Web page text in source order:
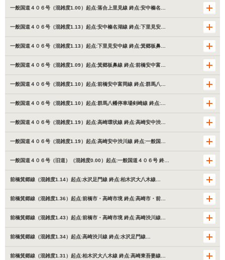
一般国道４０６号（混雑度1.00）起点:落合上里見線 終点:安中榛名…
一般国道４０６号（混雑度1.13）起点:安中榛名湖線 終点:下里見安…
一般国道４０６号（混雑度1.13）起点:下里見安中線 終点:箕郷板鼻…
一般国道４０６号（混雑度1.09）起点:箕郷板鼻線 終点:前橋安中富…
一般国道４０６号（混雑度1.10）起点:前橋安中富岡線 終点:群馬八…
一般国道４０６号（混雑度1.10）起点:群馬八幡停車場剣崎線 終点:…
一般国道４０６号（混雑度1.19）起点:高崎環状線 終点:高崎安中渋…
一般国道４０６号（混雑度1.19）起点:高崎安中渋川線 終点:一般国…
一般国道４０６号（旧道）（混雑度0.00）起点:一般国道４０６号 終…
前橋箕郷線（混雑度1.14）起点:水沢足門線 終点:柏木沢大八木線…
前橋箕郷線（混雑度1.36）起点:前橋市・高崎市境 終点:高崎市・前…
前橋箕郷線（混雑度1.43）起点:前橋市・高崎市境 終点:高崎渋川線…
前橋箕郷線（混雑度1.34）起点:高崎渋川線 終点:水沢足門線…
前橋箕郷線（混雑度1.31）起点:柏木沢大八木線 終点:高崎東吾妻線…